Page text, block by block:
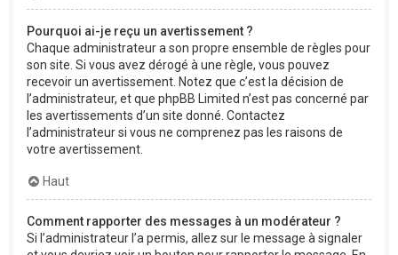
Pourquoi ai-je reçu un avertissement ?
Chaque administrateur a son propre ensemble de règles pour
son site. Si vous avez dérogé à une règle, vous pouvez
recevoir un avertissement. Notez que c’est la décision de
l’administrateur, et que phpBB Limited n’est pas concerné par
les avertissements d’un site donné. Contactez
l’administrateur si vous ne comprenez pas les raisons de
votre avertissement.
Haut
Comment rapporter des messages à un modérateur ?
Si l’administrateur l’a permis, allez sur le message à signaler